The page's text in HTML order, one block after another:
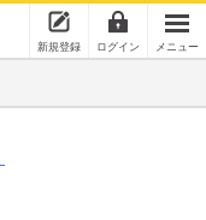
新規登録 ログイン メニュー